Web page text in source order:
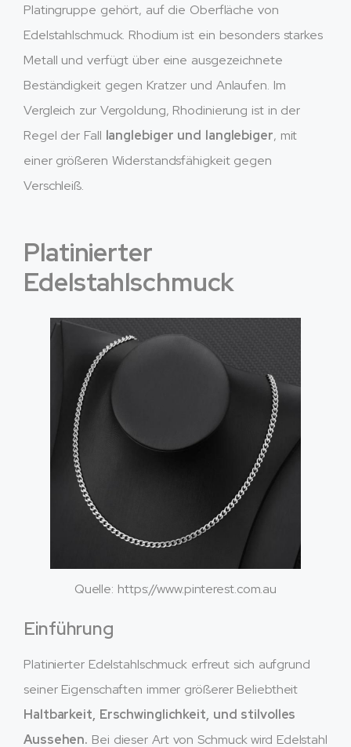
Platingruppe gehört, auf die Oberfläche von
Edelstahlschmuck. Rhodium ist ein besonders starkes
Metall und verfügt über eine ausgezeichnete
Beständigkeit gegen Kratzer und Anlaufen. Im
Vergleich zur Vergoldung, Rhodinierung ist in der
Regel der Fall langlebiger und langlebiger, mit
einer größeren Widerstandsfähigkeit gegen
Verschleiß.
Platinierter
Edelstahlschmuck
Quelle: https://www.pinterest.com.au
Einführung
Platinierter Edelstahlschmuck erfreut sich aufgrund
seiner Eigenschaften immer größerer Beliebtheit
Haltbarkeit, Erschwinglichkeit, und stilvolles
Aussehen. Bei dieser Art von Schmuck wird Edelstahl